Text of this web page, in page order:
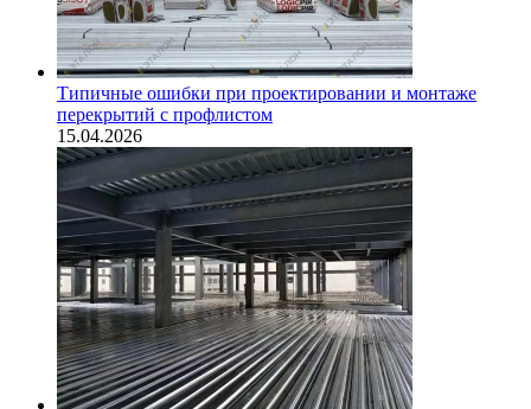
Типичные ошибки при проектировании и монтаже
перекрытий с профлистом
15.04.2026